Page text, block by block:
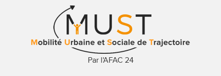
Par l'AFAC 24